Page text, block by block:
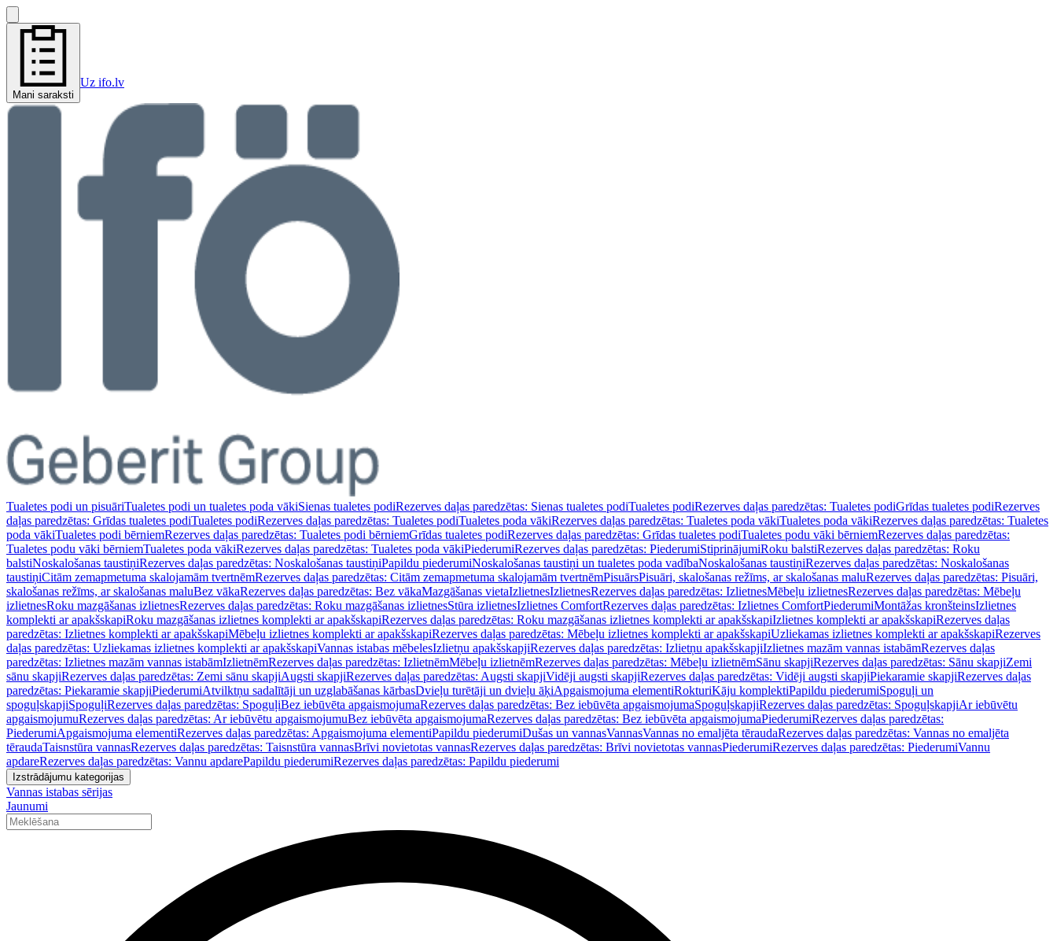
Mani saraksti
Uz ifo.lv
Tualetes podi un pisuāriTualetes podi un tualetes poda vākiSienas tualetes podiRezerves daļas paredzētas: Sienas tualetes podiTualetes podiRezerves daļas paredzētas: Tualetes podiGrīdas tualetes podiRezerves
daļas paredzētas: Grīdas tualetes podiTualetes podiRezerves daļas paredzētas: Tualetes podiTualetes poda vākiRezerves daļas paredzētas: Tualetes poda vākiTualetes poda vākiRezerves daļas paredzētas: Tualetes
poda vākiTualetes podi bērniemRezerves daļas paredzētas: Tualetes podi bērniemGrīdas tualetes podiRezerves daļas paredzētas: Grīdas tualetes podiTualetes podu vāki bērniemRezerves daļas paredzētas:
Tualetes podu vāki bērniemTualetes poda vākiRezerves daļas paredzētas: Tualetes poda vākiPiederumiRezerves daļas paredzētas: PiederumiStiprinājumiRoku balstiRezerves daļas paredzētas: Roku
balstiNoskalošanas taustiņiRezerves daļas paredzētas: Noskalošanas taustiņiPapildu piederumiNoskalošanas taustiņi un tualetes poda vadībaNoskalošanas taustiņiRezerves daļas paredzētas: Noskalošanas
taustiņiCitām zemapmetuma skalojamām tvertnēmRezerves daļas paredzētas: Citām zemapmetuma skalojamām tvertnēmPisuārsPisuāri, skalošanas režīms, ar skalošanas maluRezerves daļas paredzētas: Pisuāri,
skalošanas režīms, ar skalošanas maluBez vākaRezerves daļas paredzētas: Bez vākaMazgāšanas vietaIzlietnesIzlietnesRezerves daļas paredzētas: IzlietnesMēbeļu izlietnesRezerves daļas paredzētas: Mēbeļu
izlietnesRoku mazgāšanas izlietnesRezerves daļas paredzētas: Roku mazgāšanas izlietnesStūra izlietnesIzlietnes ComfortRezerves daļas paredzētas: Izlietnes ComfortPiederumiMontāžas kronšteinsIzlietnes
komplekti ar apakšskapiRoku mazgāšanas izlietnes komplekti ar apakšskapiRezerves daļas paredzētas: Roku mazgāšanas izlietnes komplekti ar apakšskapiIzlietnes komplekti ar apakšskapiRezerves daļas
paredzētas: Izlietnes komplekti ar apakšskapiMēbeļu izlietnes komplekti ar apakšskapiRezerves daļas paredzētas: Mēbeļu izlietnes komplekti ar apakšskapiUzliekamas izlietnes komplekti ar apakšskapiRezerves
daļas paredzētas: Uzliekamas izlietnes komplekti ar apakšskapiVannas istabas mēbelesIzlietņu apakšskapjiRezerves daļas paredzētas: Izlietņu apakšskapjiIzlietnes mazām vannas istabāmRezerves daļas
paredzētas: Izlietnes mazām vannas istabāmIzlietnēmRezerves daļas paredzētas: IzlietnēmMēbeļu izlietnēmRezerves daļas paredzētas: Mēbeļu izlietnēmSānu skapjiRezerves daļas paredzētas: Sānu skapjiZemi
sānu skapjiRezerves daļas paredzētas: Zemi sānu skapjiAugsti skapjiRezerves daļas paredzētas: Augsti skapjiVidēji augsti skapjiRezerves daļas paredzētas: Vidēji augsti skapjiPiekaramie skapjiRezerves daļas
paredzētas: Piekaramie skapjiPiederumiAtvilktņu sadalītāji un uzglabāšanas kārbasDvieļu turētāji un dvieļu āķiApgaismojuma elementiRokturiKāju komplektiPapildu piederumiSpoguļi un
spoguļskapjiSpoguļiRezerves daļas paredzētas: SpoguļiBez iebūvēta apgaismojumaRezerves daļas paredzētas: Bez iebūvēta apgaismojumaSpoguļskapjiRezerves daļas paredzētas: SpoguļskapjiAr iebūvētu
apgaismojumuRezerves daļas paredzētas: Ar iebūvētu apgaismojumuBez iebūvēta apgaismojumaRezerves daļas paredzētas: Bez iebūvēta apgaismojumaPiederumiRezerves daļas paredzētas:
PiederumiApgaismojuma elementiRezerves daļas paredzētas: Apgaismojuma elementiPapildu piederumiDušas un vannasVannasVannas no emaljēta tēraudaRezerves daļas paredzētas: Vannas no emaljēta
tēraudaTaisnstūra vannasRezerves daļas paredzētas: Taisnstūra vannasBrīvi novietotas vannasRezerves daļas paredzētas: Brīvi novietotas vannasPiederumiRezerves daļas paredzētas: PiederumiVannu
apdareRezerves daļas paredzētas: Vannu apdarePapildu piederumiRezerves daļas paredzētas: Papildu piederumi
Izstrādājumu kategorijas
Vannas istabas sērijas
Jaunumi